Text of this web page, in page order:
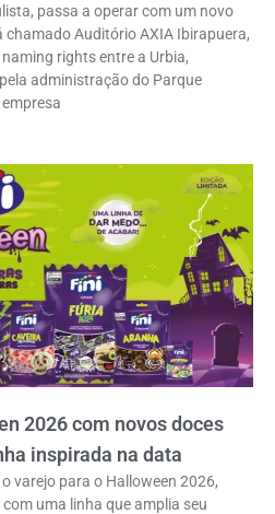
passa a operar com um novo
chamado Auditório AXIA Ibirapuera,
rights entre a Urbia,
administração do Parque
2026 com novos doces
inspirada na data
varejo para o Halloween 2026,
uma linha que amplia seu